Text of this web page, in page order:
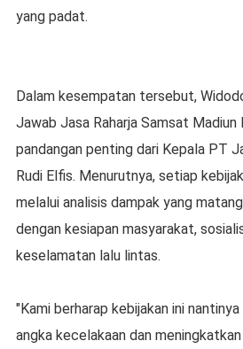
yang padat.
Dalam kesempatan tersebut,
Jawab Jasa Raharja Samsat Madiun
pandangan penting dari Kepala PT
Rudi Elfis. Menurutnya, setiap
melalui analisis dampak yang
dengan kesiapan masyarakat,
keselamatan lalu lintas.
"Kami berharap kebijakan ini
angka kecelakaan dan